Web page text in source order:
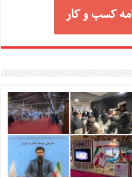
کسب و کار